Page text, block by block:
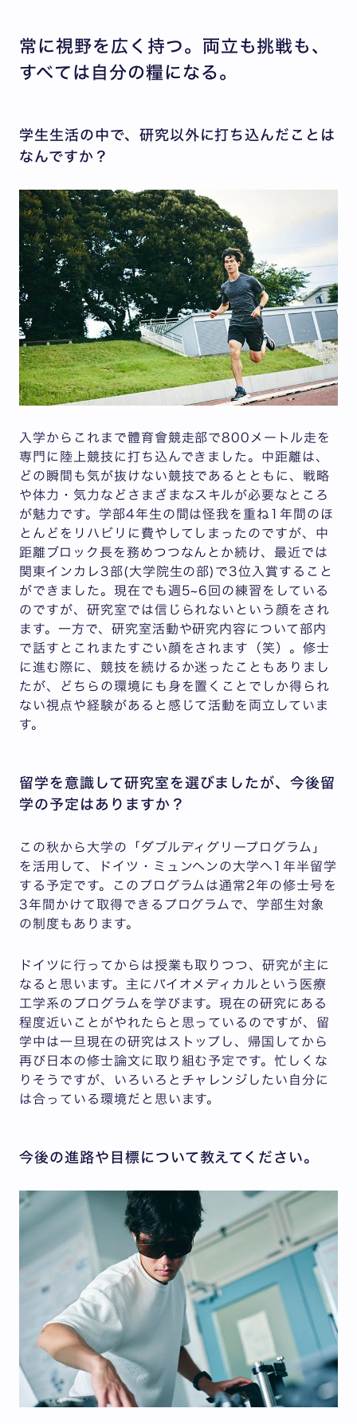
常に視野を広く持つ。両立も挑戦も、
すべては自分の糧になる。
学生生活の中で、研究以外に打ち込んだことは
なんですか？
入学からこれまで體育會競走部で800メートル走を
専門に陸上競技に打ち込んできました。中距離は、
どの瞬間も気が抜けない競技であるとともに、戦略
や体力・気力などさまざまなスキルが必要なところ
が魅力です。学部4年生の間は怪我を重ね1年間のほ
とんどをリハビリに費やしてしまったのですが、中
距離ブロック長を務めつつなんとか続け、最近では
関東インカレ3部(大学院生の部)で3位入賞すること
ができました。現在でも週5~6回の練習をしている
のですが、研究室では信じられないという顔をされ
ます。一方で、研究室活動や研究内容について部内
で話すとこれまたすごい顔をされます（笑）。修士
に進む際に、競技を続けるか迷ったこともありまし
たが、どちらの環境にも身を置くことでしか得られ
ない視点や経験があると感じて活動を両立していま
す。
留学を意識して研究室を選びましたが、今後留
学の予定はありますか？
この秋から大学の「ダブルディグリープログラム」
を活用して、ドイツ・ミュンヘンの大学へ1年半留学
する予定です。このプログラムは通常2年の修士号を
3年間かけて取得できるプログラムで、学部生対象
の制度もあります。
ドイツに行ってからは授業も取りつつ、研究が主に
なると思います。主にバイオメディカルという医療
工学系のプログラムを学びます。現在の研究にある
程度近いことがやれたらと思っているのですが、留
学中は一旦現在の研究はストップし、帰国してから
再び日本の修士論文に取り組む予定です。忙しくな
りそうですが、いろいろとチャレンジしたい自分に
は合っている環境だと思います。
今後の進路や目標について教えてください。